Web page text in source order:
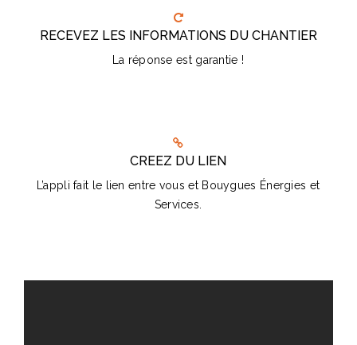
RECEVEZ LES INFORMATIONS DU CHANTIER
La réponse est garantie !
CREEZ DU LIEN
L’appli fait le lien entre vous et Bouygues Énergies et
Services.